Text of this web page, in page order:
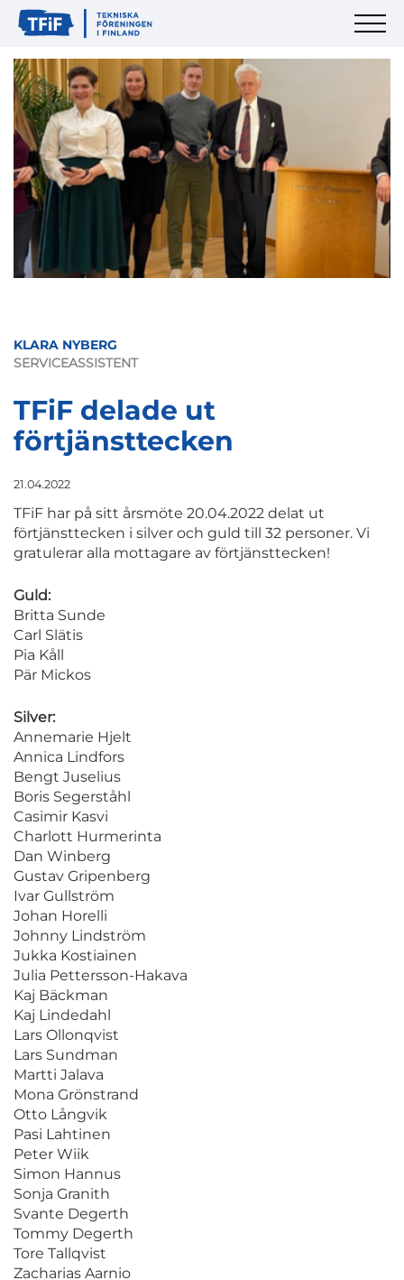
KLARA NYBERG
SERVICEASSISTENT
TFiF delade ut
förtjänsttecken
21.04.2022
TFiF har på sitt årsmöte 20.04.2022 delat ut
förtjänsttecken i silver och guld till 32 personer. Vi
gratulerar alla mottagare av förtjänsttecken!
Guld:
Britta Sunde
Carl Slätis
Pia Kåll
Pär Mickos
Silver:
Annemarie Hjelt
Annica Lindfors
Bengt Juselius
Boris Segerståhl
Casimir Kasvi
Charlott Hurmerinta
Dan Winberg
Gustav Gripenberg
Ivar Gullström
Johan Horelli
Johnny Lindström
Jukka Kostiainen
Julia Pettersson-Hakava
Kaj Bäckman
Kaj Lindedahl
Lars Ollonqvist
Lars Sundman
Martti Jalava
Mona Grönstrand
Otto Långvik
Pasi Lahtinen
Peter Wiik
Simon Hannus
Sonja Granith
Svante Degerth
Tommy Degerth
Tore Tallqvist
Zacharias Aarnio